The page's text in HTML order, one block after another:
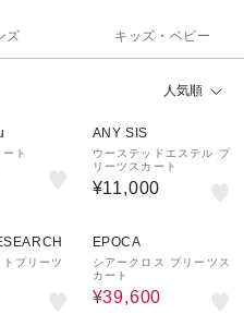
ズ キッズ・ベビー
人気順
ト
ANY SIS
ウーステッドエステル プ
リーツスカート
¥11,000
プリーツ
EPOCA
シアークロス プリーツス
カート
¥39,600